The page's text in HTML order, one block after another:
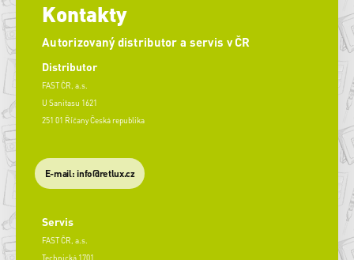
Kontakty
Autorizovaný distributor a servis v ČR
Distributor
FAST ČR, a.s.
U Sanitasu 1621
251 01 Říčany Česká republika
E-mail: info@retlux.cz
Servis
FAST ČR, a.s.
Technická 1701